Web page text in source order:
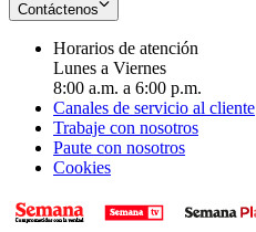
Contáctenos
Horarios de atención
Lunes a Viernes
8:00 a.m. a 6:00 p.m.
Canales de servicio al cliente
Trabaje con nosotros
Paute con nosotros
Cookies